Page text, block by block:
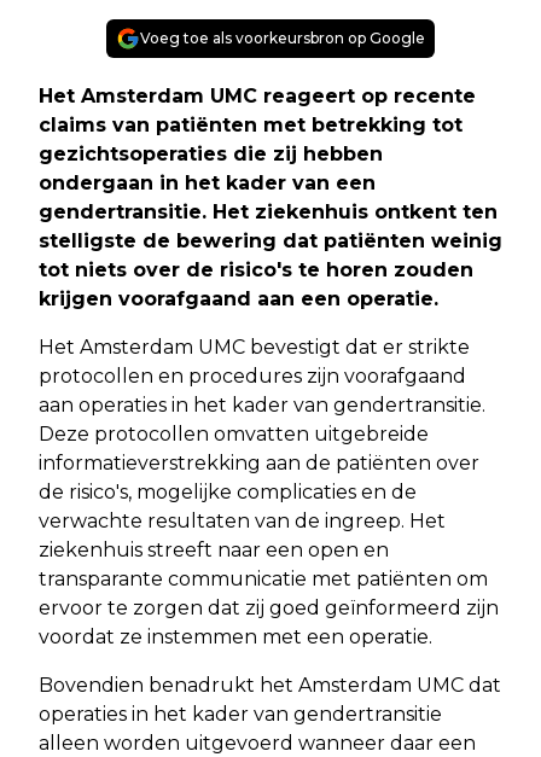
Voeg toe als voorkeursbron op Google
Het Amsterdam UMC reageert op recente
claims van patiënten met betrekking tot
gezichtsoperaties die zij hebben
ondergaan in het kader van een
gendertransitie. Het ziekenhuis ontkent ten
stelligste de bewering dat patiënten weinig
tot niets over de risico's te horen zouden
krijgen voorafgaand aan een operatie.
Het Amsterdam UMC bevestigt dat er strikte
protocollen en procedures zijn voorafgaand
aan operaties in het kader van gendertransitie.
Deze protocollen omvatten uitgebreide
informatieverstrekking aan de patiënten over
de risico's, mogelijke complicaties en de
verwachte resultaten van de ingreep. Het
ziekenhuis streeft naar een open en
transparante communicatie met patiënten om
ervoor te zorgen dat zij goed geïnformeerd zijn
voordat ze instemmen met een operatie.
Bovendien benadrukt het Amsterdam UMC dat
operaties in het kader van gendertransitie
alleen worden uitgevoerd wanneer daar een